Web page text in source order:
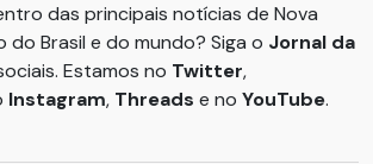
das principais notícias de Nova
do Brasil e do mundo? Siga o Jornal da
Estamos no Twitter,
Instagram, Threads e no YouTube.